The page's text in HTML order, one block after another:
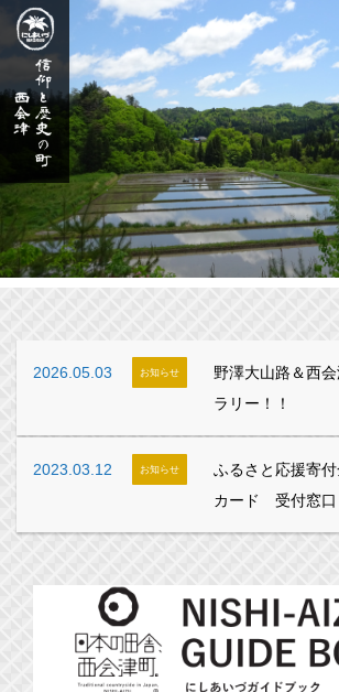
2026.05.03 お知らせ
野澤大山路＆西
ラリー！！
2023.03.12 お知らせ
ふるさと応援寄
カード 受付窓口